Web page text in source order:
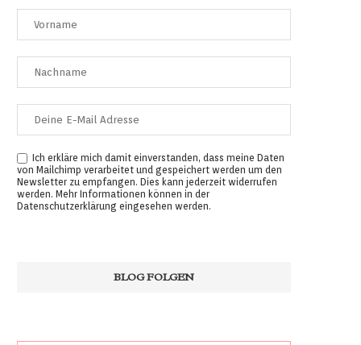
Ich erkläre mich damit einverstanden, dass meine Daten
von Mailchimp verarbeitet und gespeichert werden um den
Newsletter zu empfangen. Dies kann jederzeit widerrufen
werden. Mehr Informationen können in der
Datenschutzerklärung eingesehen werden.